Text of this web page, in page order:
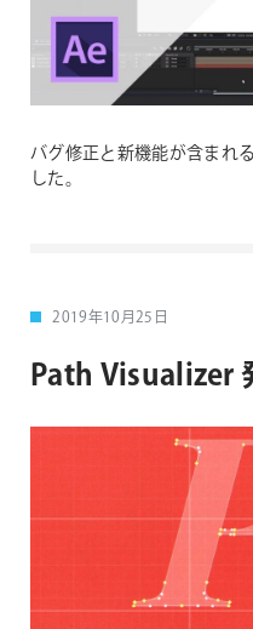
バグ修正と新機能が含まれ
した。
2019年10月25日
Path Visualizer